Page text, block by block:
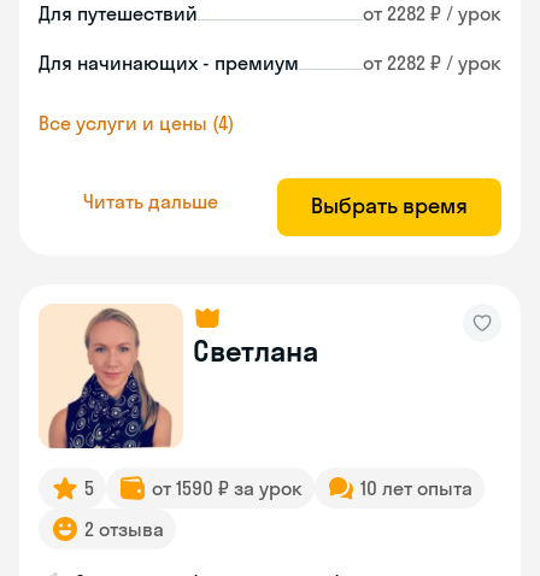
Для путешествий от 2282 ₽ / урок
Для начинающих - премиум от 2282 ₽ / урок
Все услуги и цены (4)
Читать дальше Выбрать время
Светлана
5 от 1590 ₽ за урок
10 лет опыта
2 отзыва